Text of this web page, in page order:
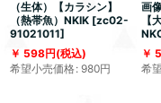
（生体）【カラシン】
（熱帯魚）NKIK [zc02-
91021011]
598円(税込)
希望小売価格: 980円
画
【
希